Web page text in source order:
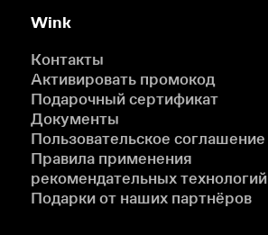
Wink
Контакты
Активировать промокод
Подарочный сертификат
Документы
Пользовательское соглашение
Правила применения
рекомендательных технологий
Подарки от наших партнёров